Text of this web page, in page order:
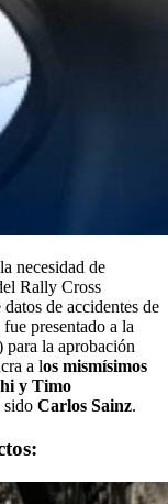
necesidad de
Rally Cross
de accidentes de
presentado a la
la aprobación
a los mismísimos
y Timo
sido Carlos Sainz.